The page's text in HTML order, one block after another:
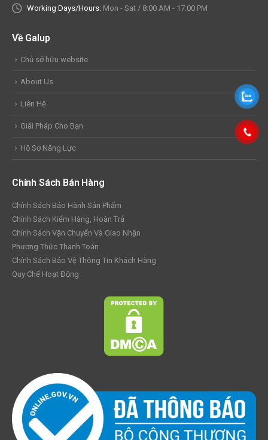
Working Days/Hours: Mon - Sat / 8:00 AM - 17:00 PM
Về Galup
Chủ sở hữu website
About Us
Liên Hệ
Giải Pháp Cho Bạn
Hồ Sơ Năng Lực
Chính Sách Bán Hàng
Chính Sách Bảo Hành Sản Phẩm
Chính Sách Kiểm Hàng, Hoàn Trả
Chính Sách Vận Chuyển Và Giao Nhận
Phương Thức Thanh Toán
Chính Sách Bảo Vệ Thông Tin Khách Hàng
Quy Chế Hoạt Động